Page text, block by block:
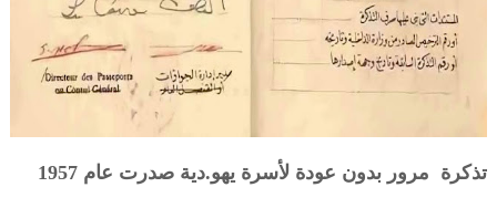
تذكرة مرور بدون عودة لأسرة يهو.دية صدرت عام 1957